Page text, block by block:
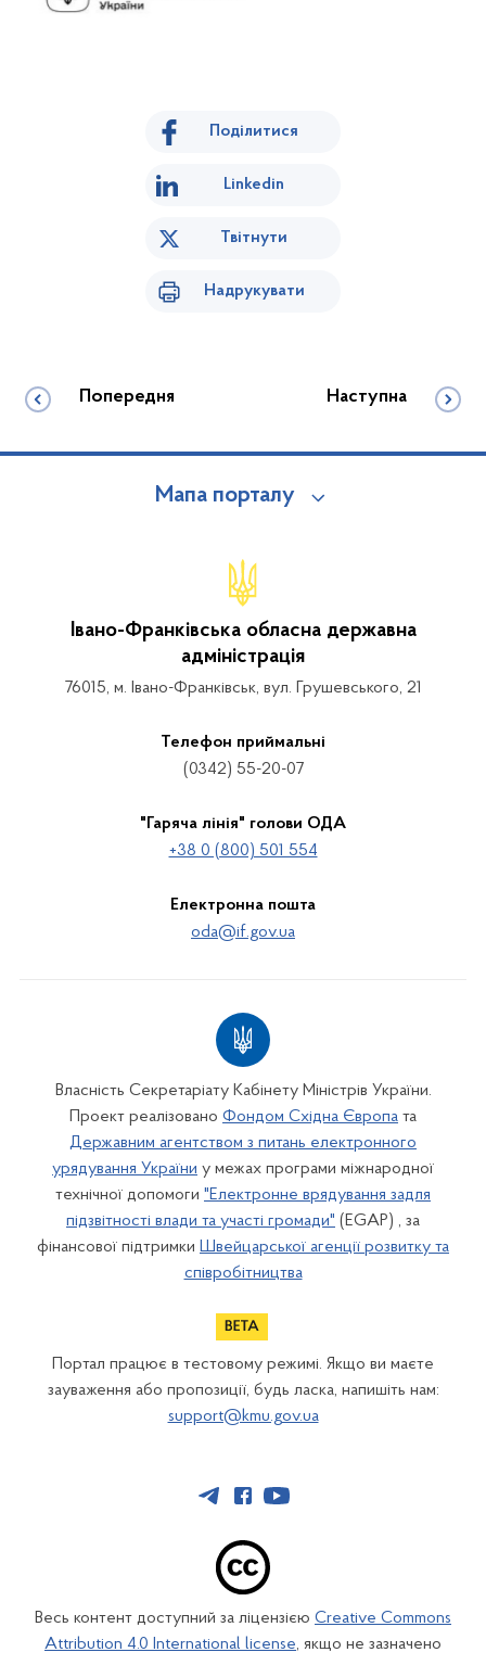
Поділитися
Linkedin
Твітнути
Надрукувати
Попередня Наступна
Мапа порталу
Івано-Франківська обласна державна
адміністрація
76015, м. Івано-Франківськ, вул. Грушевського, 21
Телефон приймальні
(0342) 55-20-07
"Гаряча лінія" голови ОДА
+38 0 (800) 501 554
Електронна пошта
oda@if.gov.ua
Власність Секретаріату Кабінету Міністрів України.
Проект реалізовано Фондом Східна Європа та
Державним агентством з питань електронного
урядування України у межах програми міжнародної
технічної допомоги "Електронне врядування задля
підзвітності влади та участі громади" (EGAP) , за
фінансової підтримки Швейцарської агенції розвитку та
співробітництва
Портал працює в тестовому режимі. Якщо ви маєте
зауваження або пропозиції, будь ласка, напишіть нам:
support@kmu.gov.ua
Весь контент доступний за ліцензією Creative Commons
Attribution 4.0 International license, якщо не зазначено